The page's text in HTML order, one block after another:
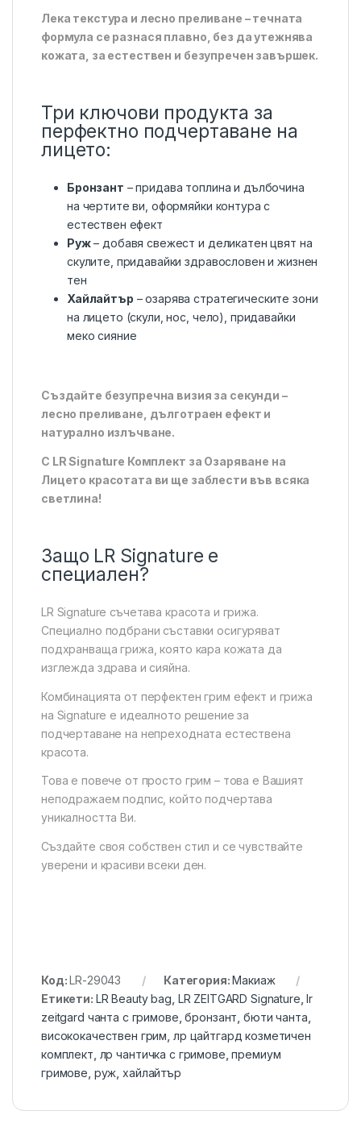
Лека текстура и лесно преливане – течната
формула се разнася плавно, без да утежнява
кожата, за естествен и безупречен завършек.
Три ключови продукта за
перфектно подчертаване на
лицето:
Бронзант – придава топлина и дълбочина
на чертите ви, оформяйки контура с
естествен ефект
Руж– добавя свежест и деликатен цвят на
скулите, придавайки здравословен и жизнен
тен
Хайлайтър – озарява стратегическите зони
на лицето (скули, нос, чело), придавайки
меко сияние
Създайте безупречна визия за секунди –
лесно преливане, дълготраен ефект и
натурално излъчване.
С LR Signature Комплект за Озаряване на
Лицето красотата ви ще заблести във всяка
светлина!
Защо LR Signature е
специален?
LR Signature съчетава красота и грижа.
Специално подбрани съставки осигуряват
подхранваща грижа, която кара кожата да
изглежда здрава и сияйна.
Комбинацията от перфектен грим ефект и грижа
на Signature е идеалното решение за
подчертаване на непреходната естествена
красота.
Това е повече от просто грим – това е Вашият
неподражаем подпис, който подчертава
уникалността Ви.
Създайте своя собствен стил и се чувствайте
уверени и красиви всеки ден.
Код:LR-29043 Категория:Макиаж
Етикети: LR Beauty bag LR ZEITGARD Signature ,lr
zeitgard чанта с гримове ,бронзант бюти чанта
висококачествен грим лр цайтгард козметичен
комплект лр чантичка с гримове ,премиум
гримове руж ,хайлайтър